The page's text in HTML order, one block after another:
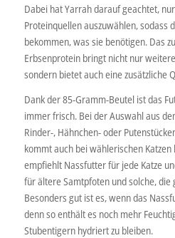
Dabei hat Yarrah darauf geachtet,
Proteinquellen auszuwählen, sodass
bekommen, was sie benötigen. Das
Erbsenprotein bringt nicht nur
sondern bietet auch eine zusätzliche
Dank der 85-Gramm-Beutel ist das
immer frisch. Bei der Auswahl aus
Rinder-, Hähnchen- oder
kommt auch bei wählerischen
empfiehlt Nassfutter für jede Katze
für ältere Samtpfoten und solche,
Besonders gut ist es, wenn das
denn so enthält es noch mehr
Stubentigern hydriert zu bleiben.